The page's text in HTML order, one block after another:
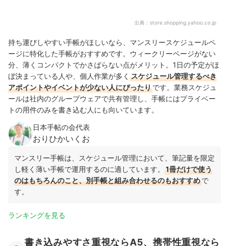
出典： store.shopping.yahoo.co.jp
持ち運びしやすい手帳がほしいなら、マンスリースケジュールペ
ージに特化した手帳がおすすめです。ウィークリーページがない
分、薄くコンパクトでかさばらない点がメリット。1日の予定がほ
ぼ決まっている人や、個人作業が多く スケジュール管理するべき
アポイントやイベントが少ない人にぴったりです。業務スケジュ
ールは社内のグループウェアで共有管理し、手帳にはプライベー
トの用件のみを書き込む人にも向いています。
日本手帖の会代表
おりひかいくお
マンスリー手帳は、スケジュール管理において、筆記量を限定
し軽く薄い手帳で運用するのに適しています。
1冊だけで使う
のはもちろんのこと、別手帳と組み合わせるのもおすすめで
す。
ランキングを見る
書き込みやすさ重視ならA5、携帯性重視なら